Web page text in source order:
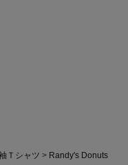
Ｔシャツ
Randy's Donuts